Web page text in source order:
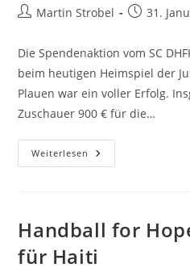
Beitrags-
Martin Strobel
Beitrag
31.
Die Spendenaktion vom SC
beim heutigen Heimspiel der
Plauen war ein voller Erfolg.
Zuschauer 900 € für die…
Weiterlesen Handball
For
Handball for
für Haiti